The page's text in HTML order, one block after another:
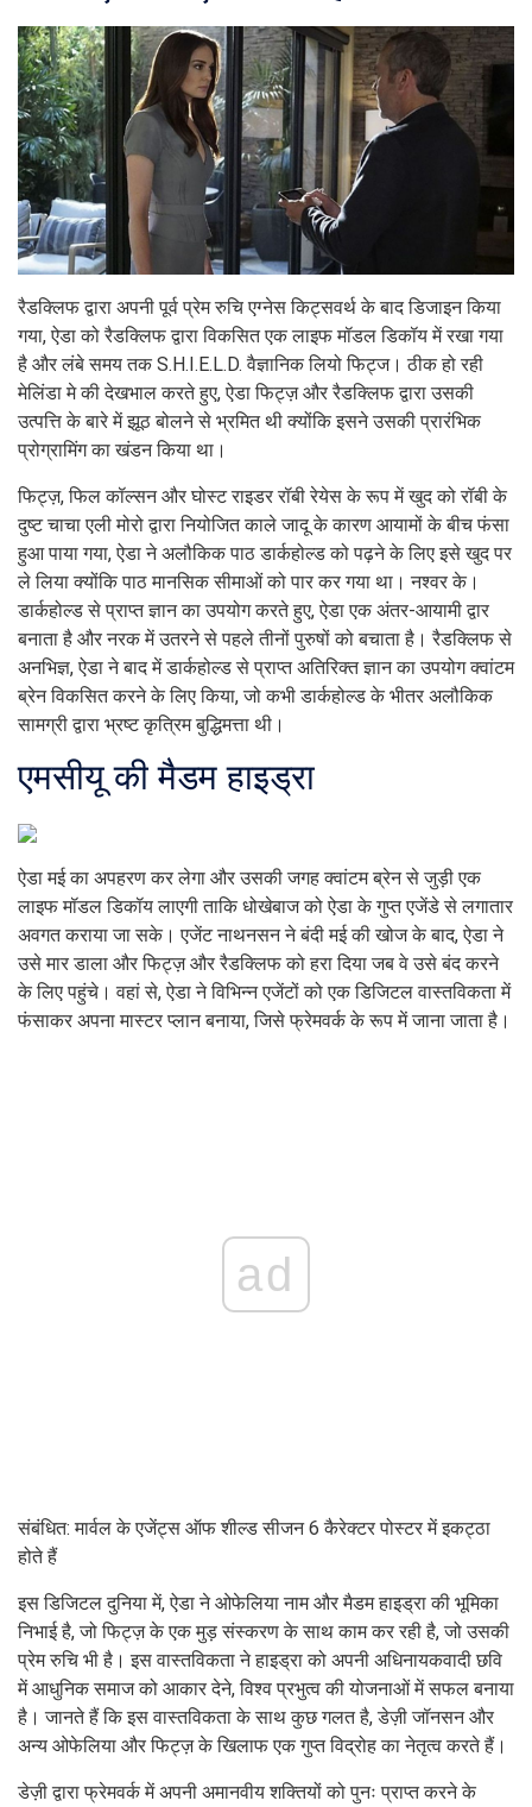
रैडक्लिफ द्वारा अपनी पूर्व प्रेम रुचि एग्नेस किट्सवर्थ के बाद डिजाइन किया
गया, ऐडा को रैडक्लिफ द्वारा विकसित एक लाइफ मॉडल डिकॉय में रखा गया
है और लंबे समय तक S.H.I.E.L.D. वैज्ञानिक लियो फिट्ज। ठीक हो रही
मेलिंडा मे की देखभाल करते हुए, ऐडा फिट्ज़ और रैडक्लिफ द्वारा उसकी
उत्पत्ति के बारे में झूठ बोलने से भ्रमित थी क्योंकि इसने उसकी प्रारंभिक
प्रोग्रामिंग का खंडन किया था।
फिट्ज़, फिल कॉल्सन और घोस्ट राइडर रॉबी रेयेस के रूप में खुद को रॉबी के
दुष्ट चाचा एली मोरो द्वारा नियोजित काले जादू के कारण आयामों के बीच फंसा
हुआ पाया गया, ऐडा ने अलौकिक पाठ डार्कहोल्ड को पढ़ने के लिए इसे खुद पर
ले लिया क्योंकि पाठ मानसिक सीमाओं को पार कर गया था। नश्वर के।
डार्कहोल्ड से प्राप्त ज्ञान का उपयोग करते हुए, ऐडा एक अंतर-आयामी द्वार
बनाता है और नरक में उतरने से पहले तीनों पुरुषों को बचाता है। रैडक्लिफ से
अनभिज्ञ, ऐडा ने बाद में डार्कहोल्ड से प्राप्त अतिरिक्त ज्ञान का उपयोग क्वांटम
ब्रेन विकसित करने के लिए किया, जो कभी डार्कहोल्ड के भीतर अलौकिक
सामग्री द्वारा भ्रष्ट कृत्रिम बुद्धिमत्ता थी।
एमसीयू की मैडम हाइड्रा
ऐडा मई का अपहरण कर लेगा और उसकी जगह क्वांटम ब्रेन से जुड़ी एक
लाइफ मॉडल डिकॉय लाएगी ताकि धोखेबाज को ऐडा के गुप्त एजेंडे से लगातार
अवगत कराया जा सके। एजेंट नाथनसन ने बंदी मई की खोज के बाद, ऐडा ने
उसे मार डाला और फिट्ज़ और रैडक्लिफ को हरा दिया जब वे उसे बंद करने
के लिए पहुंचे। वहां से, ऐडा ने विभिन्न एजेंटों को एक डिजिटल वास्तविकता में
फंसाकर अपना मास्टर प्लान बनाया, जिसे फ्रेमवर्क के रूप में जाना जाता है।
ad
संबंधित: मार्वल के एजेंट्स ऑफ शील्ड सीजन 6 कैरेक्टर पोस्टर में इकट्ठा
होते हैं
इस डिजिटल दुनिया में, ऐडा ने ओफेलिया नाम और मैडम हाइड्रा की भूमिका
निभाई है, जो फिट्ज़ के एक मुड़ संस्करण के साथ काम कर रही है, जो उसकी
प्रेम रुचि भी है। इस वास्तविकता ने हाइड्रा को अपनी अधिनायकवादी छवि
में आधुनिक समाज को आकार देने, विश्व प्रभुत्व की योजनाओं में सफल बनाया
है। जानते हैं कि इस वास्तविकता के साथ कुछ गलत है, डेज़ी जॉनसन और
अन्य ओफेलिया और फिट्ज़ के खिलाफ एक गुप्त विद्रोह का नेतृत्व करते हैं।
डेज़ी द्वारा फ्रेमवर्क में अपनी अमानवीय शक्तियों को पुनः प्राप्त करने के